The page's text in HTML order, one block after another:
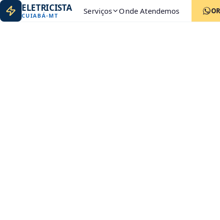
ELETRICISTA
CUIABÁ-MT Serviços Onde Atendemos